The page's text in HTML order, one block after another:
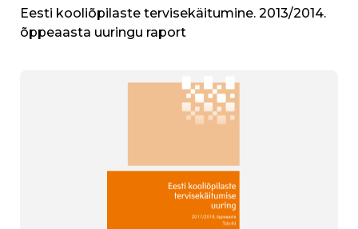
Eesti kooliõpilaste tervisekäitumine. 2013/2014.
õppeaasta uuringu raport